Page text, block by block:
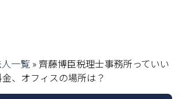
一覧 » 齊藤博臣税理士事務所っていい
、オフィスの場所は？